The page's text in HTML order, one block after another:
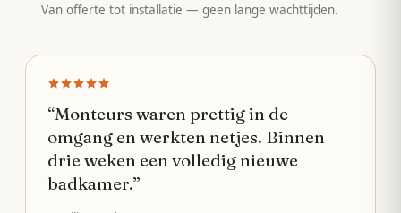
Van offerte tot installatie — geen lange wachttijden.
“Monteurs waren prettig in de
omgang en werkten netjes. Binnen
drie weken een volledig nieuwe
badkamer.”